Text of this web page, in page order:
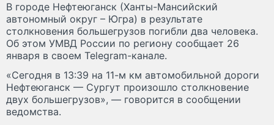
В городе Нефтеюганск (Ханты-Мансийский
автономный округ – Югра) в результате
столкновения большегрузов погибли два человека.
Об этом УМВД России по региону сообщает 26
января в своем Telegram-канале.
«Сегодня в 13:39 на 11-м км автомобильной дороги
Нефтеюганск — Сургут произошло столкновение
двух большегрузов», — говорится в сообщении
ведомства.